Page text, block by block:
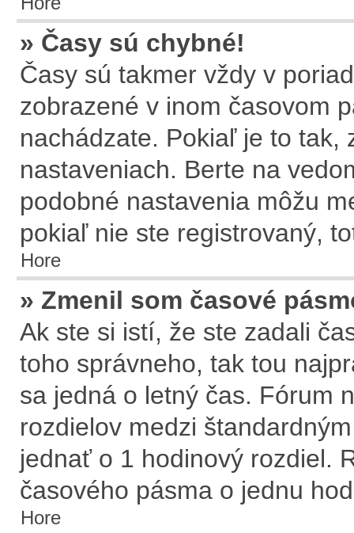
» Časy sú chybné!
Časy sú takmer vždy v
zobrazené v inom časovom
nachádzate. Pokiaľ je to tak,
nastaveniach. Berte na
podobné nastavenia môžu
pokiaľ nie ste registrovaný,
Hore
» Zmenil som časové
Ak ste si istí, že ste zadali
toho správneho, tak tou
sa jedná o letný čas. Fórum
rozdielov medzi
jednať o 1 hodinový rozdiel.
časového pásma o jednu
Hore